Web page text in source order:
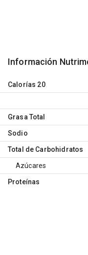
Información
Calorías 20
Grasa Total
Sodio
Total de Carbohidratos
Azúcares
Proteínas